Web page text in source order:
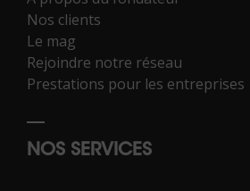
Nos clients
Le mag
Rejoindre notre réseau
Prestations pour les entreprises
NOS SERVICES